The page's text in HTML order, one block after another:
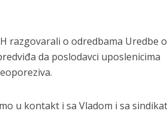
razgovarali o odredbama Uredbe
da poslodavci uposlenicima
u kontakt i sa Vladom i sa